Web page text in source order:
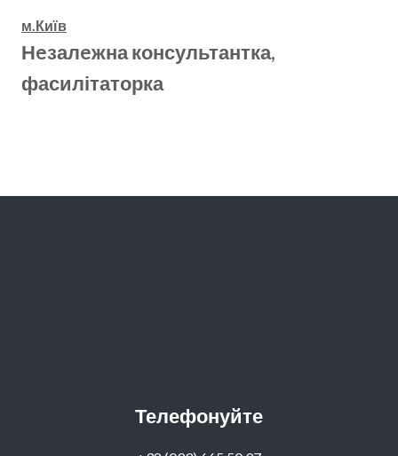
м.Київ
Нeзалeжна консультантка,
фасилітаторка
Телефонуйте